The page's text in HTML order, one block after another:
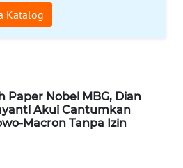
Katalog
Paper Nobel MBG, Dian
Akui Cantumkan
Macron Tanpa Izin